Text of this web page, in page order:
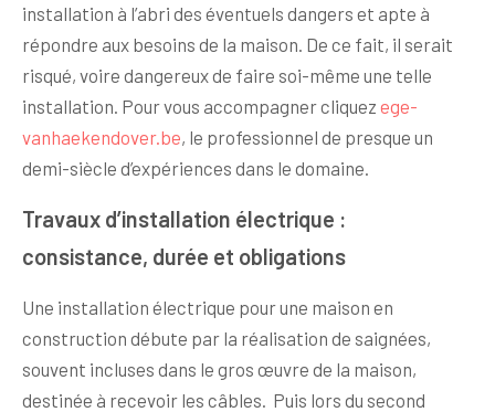
installation à l’abri des éventuels dangers et apte à
répondre aux besoins de la maison. De ce fait, il serait
risqué, voire dangereux de faire soi-même une telle
installation. Pour vous accompagner cliquez ege-
vanhaekendover.be, le professionnel de presque un
demi-siècle d’expériences dans le domaine.
Travaux d’installation électrique :
consistance, durée et obligations
Une installation électrique pour une maison en
construction débute par la réalisation de saignées,
souvent incluses dans le gros œuvre de la maison,
destinée à recevoir les câbles. Puis lors du second